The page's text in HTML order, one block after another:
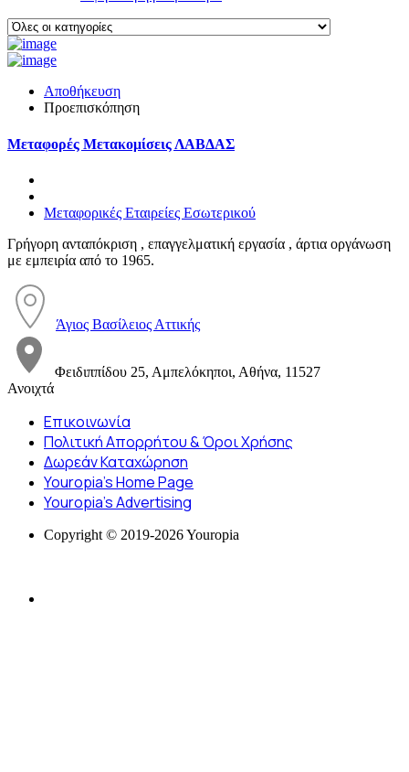
Αποθήκευση
Προεπισκόπηση
Μεταφορές Μετακομίσεις ΛΑΒΔΑΣ
Μεταφορικές Εταιρείες Εσωτερικού
Γρήγορη ανταπόκριση , επαγγελματική εργασία , άρτια οργάνωση
με εμπειρία από το 1965.
Άγιος Βασίλειος Αττικής
Φειδιππίδου 25, Αμπελόκηποι, Αθήνα, 11527
Ανοιχτά
Επικοινωνία
Πολιτική Απορρήτου & Όροι Χρήσης
Δωρεάν Καταχώρηση
Youropia’s Home Page
Youropia’s Advertising
Copyright © 2019-2026 Youropia